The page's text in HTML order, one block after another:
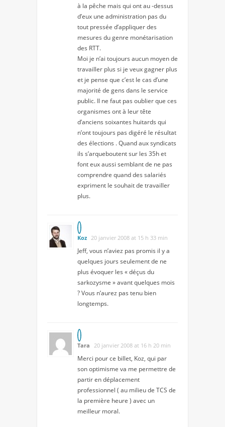
à la pêche mais qui ont au -dessus
d’eux une administration pas du
tout pressée d’appliquer des
mesures du genre monétarisation
des RTT.
Moi je n’ai toujours aucun moyen de
travailler plus si je veux gagner plus
et je pense que c’est le cas d’une
majorité de gens dans le service
public. Il ne faut pas oublier que ces
organismes ont à leur tête
d’anciens soixantes huitards qui
n’ont toujours pas digéré le résultat
des élections . Quand aux syndicats
ils s’arqueboutent sur les 35h et
font eux aussi semblant de ne pas
comprendre quand des salariés
expriment le souhait de travailler
plus.
Koz 20 janvier 2008 at 15 h 33 min
Jeff, vous n’aviez pas promis il y a
quelques jours seulement de ne
plus évoquer les « déçus du
sarkozysme » avant quelques mois
? Vous n’aurez pas tenu bien
longtemps.
Tara 20 janvier 2008 at 16 h 20 min
Merci pour ce billet, Koz, qui par
son optimisme va me permettre de
partir en déplacement
professionnel ( au milieu de TCS de
la première heure ) avec un
meilleur moral.